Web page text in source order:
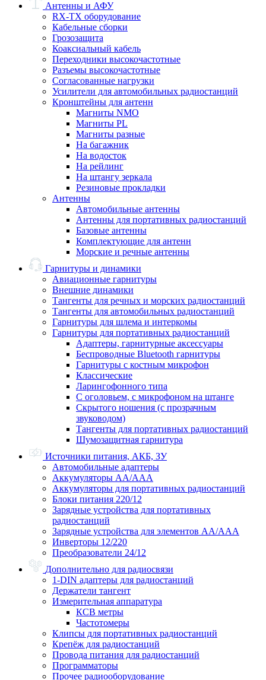
Антенны и АФУ
RX-TX оборудование
Кабельные сборки
Грозозащита
Коаксиальный кабель
Переходники высокочастотные
Разъемы высокочастотные
Согласованные нагрузки
Усилители для автомобильных радиостанций
Кронштейны для антенн
Магниты NMO
Магниты PL
Магниты разные
На багажник
На водосток
На рейлинг
На штангу зеркала
Резиновые прокладки
Антенны
Автомобильные антенны
Антенны для портативных радиостанций
Базовые антенны
Комплектующие для антенн
Морские и речные антенны
Гарнитуры и динамики
Авиационные гарнитуры
Внешние динамики
Тангенты для речных и морских радиостанций
Тангенты для автомобильных радиостанций
Гарнитуры для шлема и интеркомы
Гарнитуры для портативных радиостанций
Адаптеры, гарнитурные аксессуары
Беспроводные Bluetooth гарнитуры
Гарнитуры с костным микрофон
Классические
Ларингофонного типа
С оголовьем, с микрофоном на штанге
Скрытого ношения (с прозрачным
звуководом)
Тангенты для портативных радиостанций
Шумозащитная гарнитура
Источники питания, АКБ, ЗУ
Автомобильные адаптеры
Аккумуляторы АА/ААА
Аккумуляторы для портативных радиостанций
Блоки питания 220/12
Зарядные устройства для портативных
радиостанций
Зарядные устройства для элементов АА/ААА
Инверторы 12/220
Преобразователи 24/12
Дополнительно для радиосвязи
1-DIN адаптеры для радиостанций
Держатели тангент
Измерительная аппаратура
КСВ метры
Частотомеры
Клипсы для портативных радиостанций
Крепёж для радиостанций
Провода питания для радиостанций
Программаторы
Прочее радиооборудование